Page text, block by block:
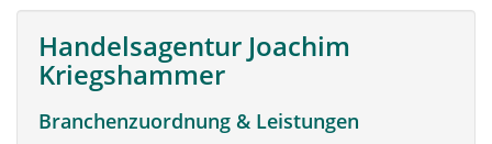
Handelsagentur Joachim
Kriegshammer
Branchenzuordnung & Leistungen